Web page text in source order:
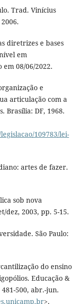
Trad. Vinícius
diretrizes e bases
em
em 08/06/2022.
e
articulação com a
Brasília: DF, 1968.
109783/lei-
artes de fazer.
sob nova
dez, 2003, pp. 5-15.
São Paulo:
do ensino
Educação &
500, abr.-jun.
>.